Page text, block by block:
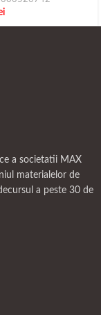
a societatii MAX
materialelor de
a peste 30 de